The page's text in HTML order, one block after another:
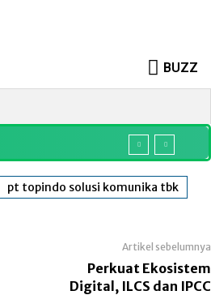
BUZZ
pt topindo solusi komunika tbk
Artikel sebelumnya
Perkuat Ekosistem
Digital, ILCS dan IPCC